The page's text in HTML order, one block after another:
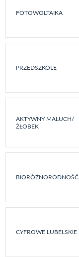
FOTOWOLTAIKA
PRZEDSZKOLE
AKTYWNY MALUCH/
ŻŁOBEK
BIORÓŻNORODNOŚĆ
CYFROWE LUBELSKIE